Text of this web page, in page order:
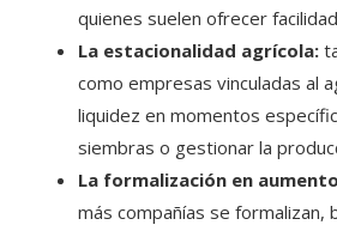
quienes suelen ofrecer
La estacionalidad agrícola:
como empresas vinculadas al
liquidez en momentos
siembras o gestionar la
La formalización en
más compañías se formalizan,